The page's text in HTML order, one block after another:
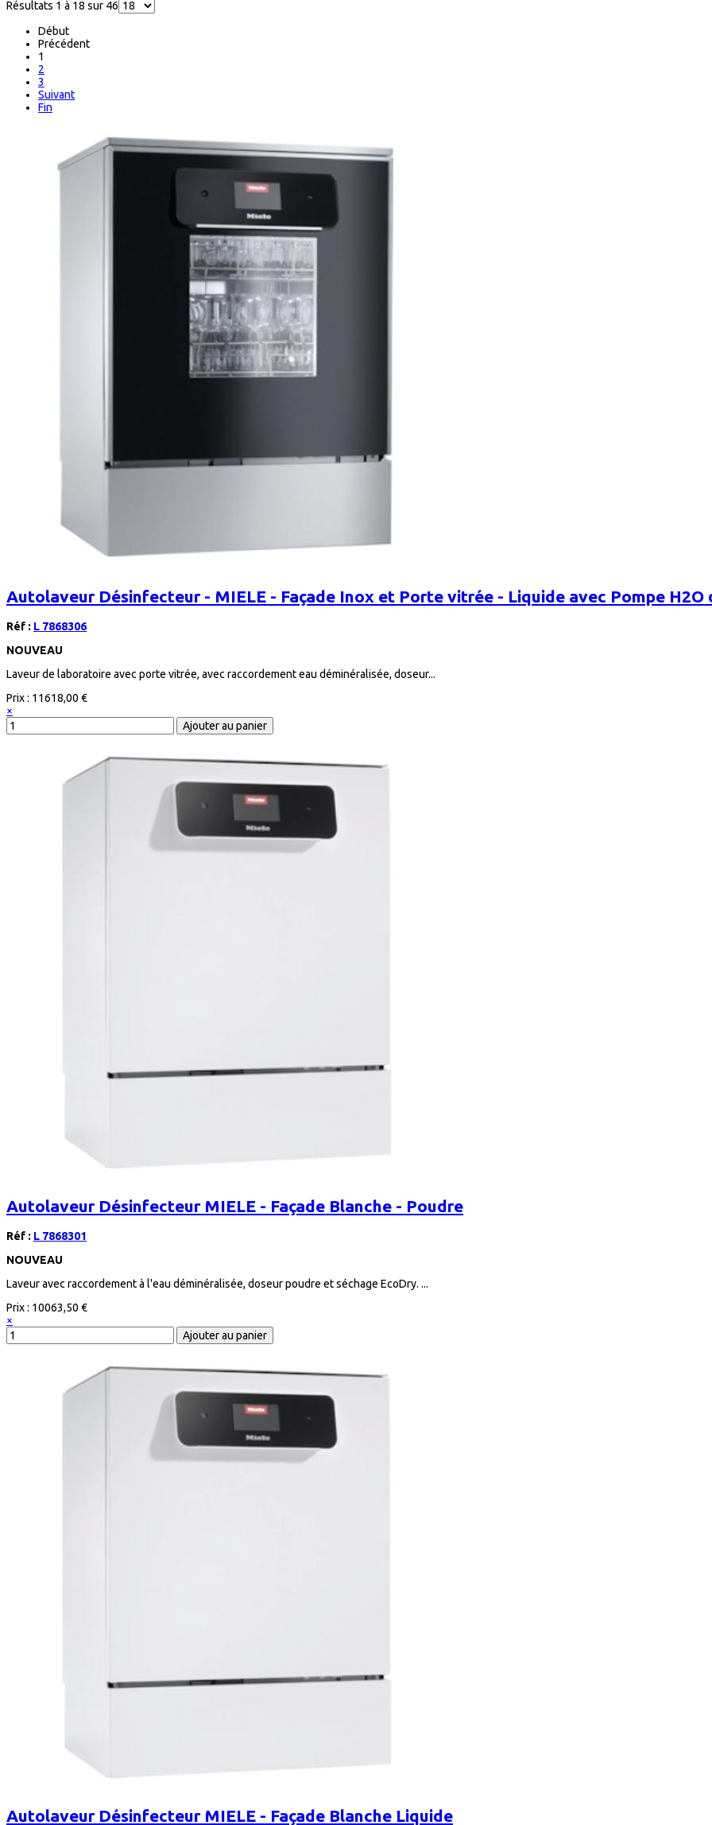
Résultats 1 à 18 sur 46
Début
Précédent
1
2
3
Suivant
Fin
Autolaveur Désinfecteur - MIELE - Façade Inox et Porte vitrée - Liquide avec Pompe H2O
Réf : L 7868306
NOUVEAU
Laveur de laboratoire avec porte vitrée, avec raccordement eau déminéralisée, doseur...
Prix : 11618,00 €
×
Autolaveur Désinfecteur MIELE - Façade Blanche - Poudre
Réf : L 7868301
NOUVEAU
Laveur avec raccordement à l'eau déminéralisée, doseur poudre et séchage EcoDry. ...
Prix : 10063,50 €
×
Autolaveur Désinfecteur MIELE - Façade Blanche Liquide